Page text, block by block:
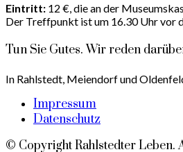
Eintritt: 12 €, die an der
Der Treffpunkt ist um 16.30 Uhr vor
Tun Sie Gutes. Wir reden
In Rahlstedt, Meiendorf und
Impressum
Datenschutz
© Copyright Rahlstedter Leben.